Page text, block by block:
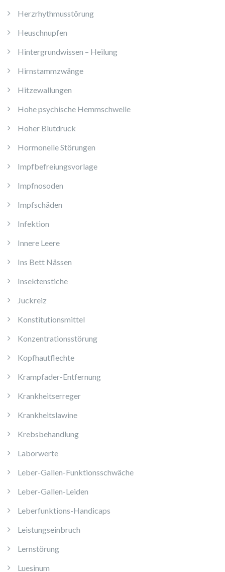
Herzrhythmusstörung
Heuschnupfen
Hintergrundwissen – Heilung
Hirnstammzwänge
Hitzewallungen
Hohe psychische Hemmschwelle
Hoher Blutdruck
Hormonelle Störungen
Impfbefreiungsvorlage
Impfnosoden
Impfschäden
Infektion
Innere Leere
Ins Bett Nässen
Insektenstiche
Juckreiz
Konstitutionsmittel
Konzentrationsstörung
Kopfhautflechte
Krampfader-Entfernung
Krankheitserreger
Krankheitslawine
Krebsbehandlung
Laborwerte
Leber-Gallen-Funktionsschwäche
Leber-Gallen-Leiden
Leberfunktions-Handicaps
Leistungseinbruch
Lernstörung
Luesinum